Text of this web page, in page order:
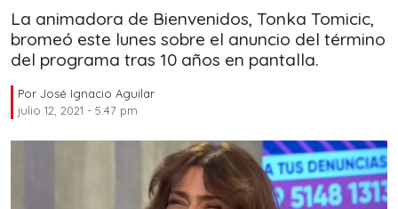
La animadora de Bienvenidos, Tonka Tomicic,
bromeó este lunes sobre el anuncio del término
del programa tras 10 años en pantalla.
Por José Ignacio Aguilar
julio 12, 2021 - 5:47 pm